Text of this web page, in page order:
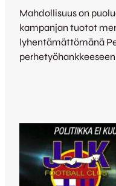
Mahdollisuus on
kampanjan tuotot
lyhentämättömänä